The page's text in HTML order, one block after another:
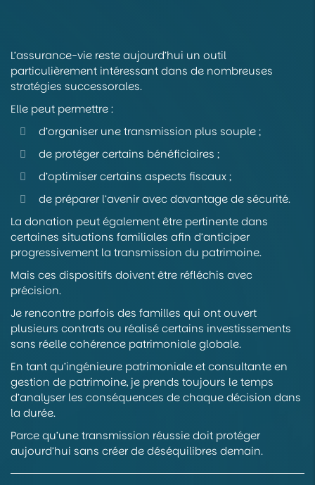
L’assurance-vie reste aujourd’hui un outil
particulièrement intéressant dans de nombreuses
stratégies successorales.
Elle peut permettre :
d’organiser une transmission plus souple ;
de protéger certains bénéficiaires ;
d’optimiser certains aspects fiscaux ;
de préparer l’avenir avec davantage de sécurité.
La donation peut également être pertinente dans
certaines situations familiales afin d’anticiper
progressivement la transmission du patrimoine.
Mais ces dispositifs doivent être réfléchis avec
précision.
Je rencontre parfois des familles qui ont ouvert
plusieurs contrats ou réalisé certains investissements
sans réelle cohérence patrimoniale globale.
En tant qu’ingénieure patrimoniale et consultante en
gestion de patrimoine, je prends toujours le temps
d’analyser les conséquences de chaque décision dans
la durée.
Parce qu’une transmission réussie doit protéger
aujourd’hui sans créer de déséquilibres demain.